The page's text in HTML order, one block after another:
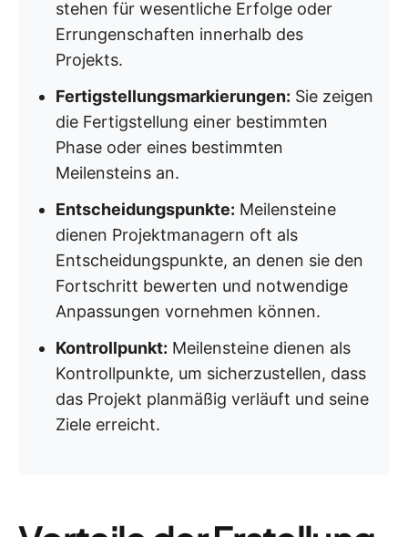
stehen für wesentliche Erfolge oder
Errungenschaften innerhalb des
Projekts.
Fertigstellungsmarkierungen: Sie zeigen
die Fertigstellung einer bestimmten
Phase oder eines bestimmten
Meilensteins an.
Entscheidungspunkte: Meilensteine
dienen Projektmanagern oft als
Entscheidungspunkte, an denen sie den
Fortschritt bewerten und notwendige
Anpassungen vornehmen können.
Kontrollpunkt: Meilensteine dienen als
Kontrollpunkte, um sicherzustellen, dass
das Projekt planmäßig verläuft und seine
Ziele erreicht.